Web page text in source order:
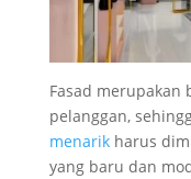
Fasad
pelanggan,
menarikharus
yang baru dan